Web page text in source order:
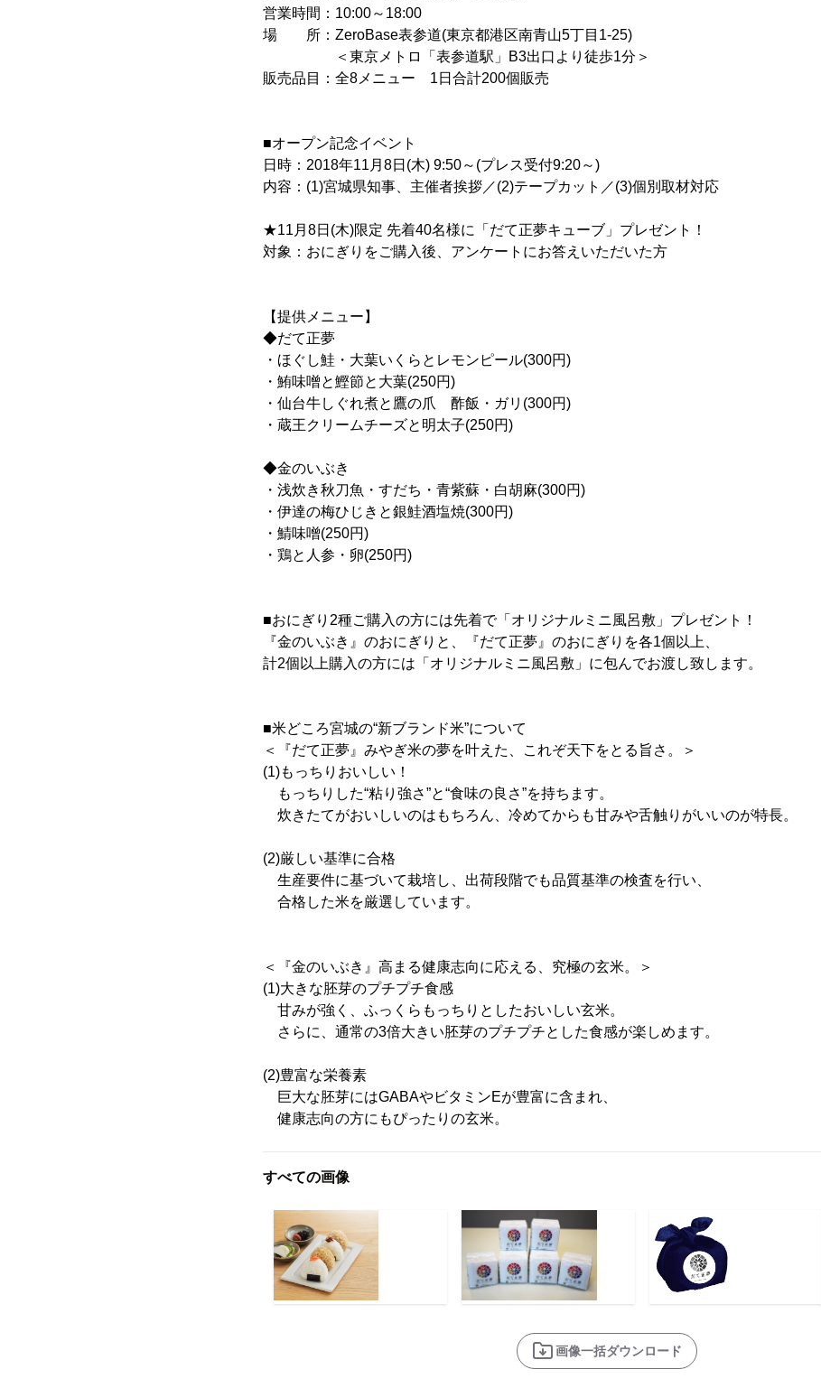
営業時間：10:00～18:00
場 所：ZeroBase表参道(東京都港区南青山5丁目1-25)
＜東京メトロ「表参道駅」B3出口より徒歩1分＞
販売品目：全8メニュー 1日合計200個販売
■オープン記念イベント
日時：2018年11月8日(木) 9:50～(プレス受付9:20～)
内容：(1)宮城県知事、主催者挨拶／(2)テープカット／(3)個別取材対応
★11月8日(木)限定 先着40名様に「だて正夢キューブ」プレゼント！
対象：おにぎりをご購入後、アンケートにお答えいただいた方
【提供メニュー】
◆だて正夢
・ほぐし鮭・大葉いくらとレモンピール(300円)
・鮪味噌と鰹節と大葉(250円)
・仙台牛しぐれ煮と鷹の爪 酢飯・ガリ(300円)
・蔵王クリームチーズと明太子(250円)
◆金のいぶき
・浅炊き秋刀魚・すだち・青紫蘇・白胡麻(300円)
・伊達の梅ひじきと銀鮭酒塩焼(300円)
・鯖味噌(250円)
・鶏と人参・卵(250円)
■おにぎり2種ご購入の方には先着で「オリジナルミニ風呂敷」プレゼント！
『金のいぶき』のおにぎりと、『だて正夢』のおにぎりを各1個以上、
計2個以上購入の方には「オリジナルミニ風呂敷」に包んでお渡し致します。
■米どころ宮城の“新ブランド米”について
＜『だて正夢』みやぎ米の夢を叶えた、これぞ天下をとる旨さ。＞
(1)もっちりおいしい！
もっちりした“粘り強さ”と“食味の良さ”を持ちます。
炊きたてがおいしいのはもちろん、冷めてからも甘みや舌触りがいいのが特長。
(2)厳しい基準に合格
生産要件に基づいて栽培し、出荷段階でも品質基準の検査を行い、
合格した米を厳選しています。
＜『金のいぶき』高まる健康志向に応える、究極の玄米。＞
(1)大きな胚芽のプチプチ食感
甘みが強く、ふっくらもっちりとしたおいしい玄米。
さらに、通常の3倍大きい胚芽のプチプチとした食感が楽しめます。
(2)豊富な栄養素
巨大な胚芽にはGABAやビタミンEが豊富に含まれ、
健康志向の方にもぴったりの玄米。
すべての画像
画像一括ダウンロード